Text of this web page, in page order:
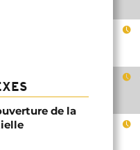
de la